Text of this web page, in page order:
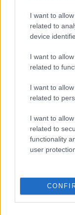
I want to
related to
device
I want to
related to
I want to
related to
I want to
related to
functionality
user
kortársai,